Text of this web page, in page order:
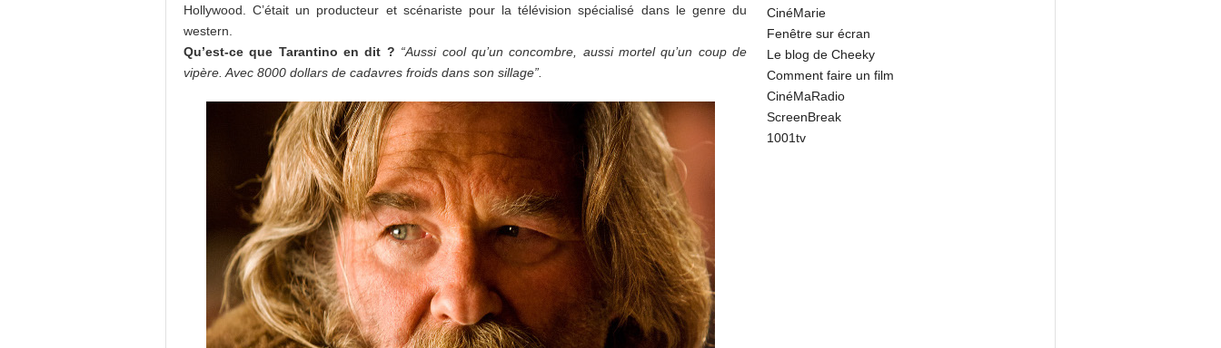
Hollywood. C’était un producteur et scénariste pour la télévision spécialisé dans le genre du
western.
Qu’est-ce que Tarantino en dit ? “Aussi cool qu’un concombre, aussi mortel qu’un coup de
vipère. Avec 8000 dollars de cadavres froids dans son sillage”.
CinéMarie
Fenêtre sur écran
Le blog de Cheeky
Comment faire un film
CinéMaRadio
ScreenBreak
1001tv